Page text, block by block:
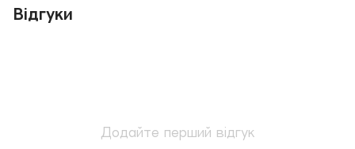
Відгуки
Додайте перший відгук